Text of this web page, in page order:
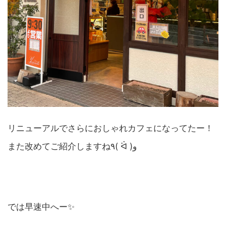
リニューアルでさらにおしゃれカフェになってたー！
また改めてご紹介しますね٩( ᐛ )و
では早速中へー✨